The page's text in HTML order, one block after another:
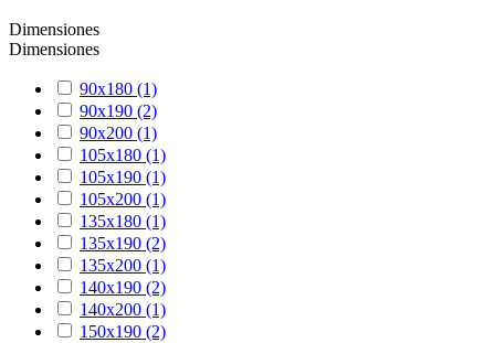
Dimensiones
Dimensiones
90x180 (1)
90x190 (2)
90x200 (1)
105x180 (1)
105x190 (1)
105x200 (1)
135x180 (1)
135x190 (2)
135x200 (1)
140x190 (2)
140x200 (1)
150x190 (2)